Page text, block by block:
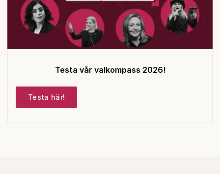
Testa vår valkompass 2026!
Testa här!